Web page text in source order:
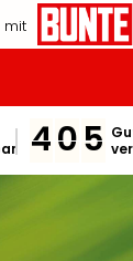
mit
405